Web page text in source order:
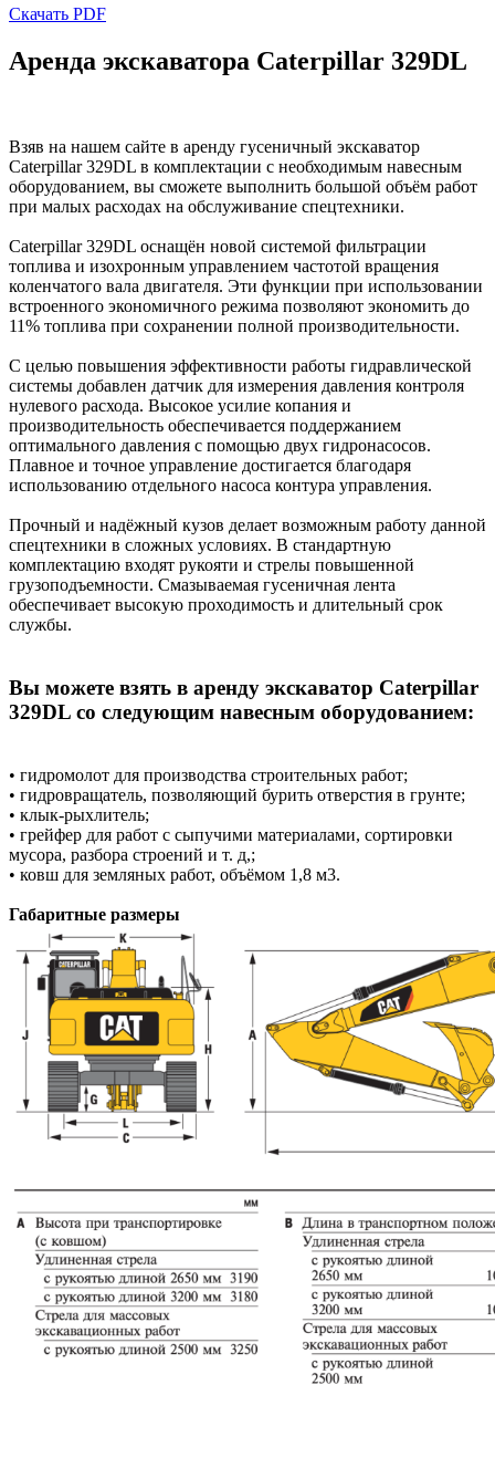
Скачать PDF
Аренда экскаватора Caterpillar 329DL
Взяв на нашем сайте в аренду гусеничный экскаватор
Caterpillar 329DL в комплектации с необходимым навесным
оборудованием, вы сможете выполнить большой объём работ
при малых расходах на обслуживание спецтехники.
Caterpillar 329DL оснащён новой системой фильтрации
топлива и изохронным управлением частотой вращения
коленчатого вала двигателя. Эти функции при использовании
встроенного экономичного режима позволяют экономить до
11% топлива при сохранении полной производительности.
С целью повышения эффективности работы гидравлической
системы добавлен датчик для измерения давления контроля
нулевого расхода. Высокое усилие копания и
производительность обеспечивается поддержанием
оптимального давления с помощью двух гидронасосов.
Плавное и точное управление достигается благодаря
использованию отдельного насоса контура управления.
Прочный и надёжный кузов делает возможным работу данной
спецтехники в сложных условиях. В стандартную
комплектацию входят рукояти и стрелы повышенной
грузоподъемности. Смазываемая гусеничная лента
обеспечивает высокую проходимость и длительный срок
службы.
Вы можете взять в аренду экскаватор Caterpillar
329DL со следующим навесным оборудованием:
• гидромолот для производства строительных работ;
• гидровращатель, позволяющий бурить отверстия в грунте;
• клык-рыхлитель;
• грейфер для работ с сыпучими материалами, сортировки
мусора, разбора строений и т. д,;
• ковш для земляных работ, объёмом 1,8 м3.
Габаритные размеры